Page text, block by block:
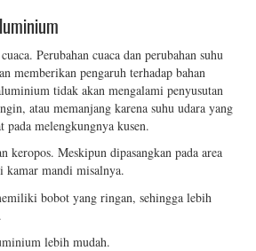
Perubahan cuaca dan perubahan suhu
memberikan pengaruh terhadap bahan
tidak akan mengalami penyusutan
atau memanjang karena suhu udara yang
pada melengkungnya kusen.
keropos. Meskipun dipasangkan pada area
kamar mandi misalnya.
bobot yang ringan, sehingga lebih
lebih mudah.